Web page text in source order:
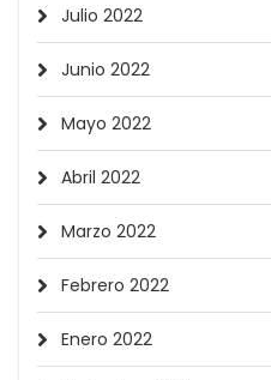
Julio 2022
Junio 2022
Mayo 2022
Abril 2022
Marzo 2022
Febrero 2022
Enero 2022